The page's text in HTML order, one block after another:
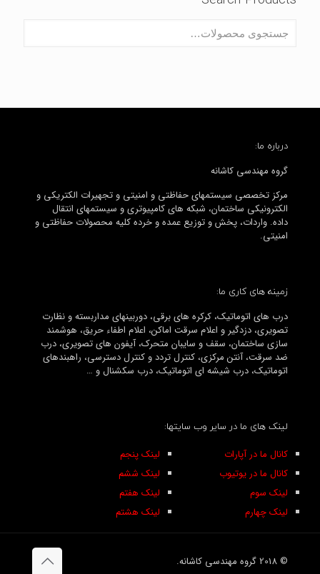
درباره ما:
گروه مهندسی کاشانه
مرکز تخصصی سیستمهای حفاظتی و امنیتی و تجهیرات الکتریکی و
الکترونیکی ساختمان، شبکه های کامپیوتری و سیستمهای انتقال
داده. واردات، پخش و توزیع عمده و خرده کلیه محصولات حفاظتی و
امنیتی.
زمینه های کاری ما:
درب های اتوماتیک، کرکره های برقی، دوربینهای مداربسته و نظارت
تصویری، دزدگیر و اعلام سرقت اماکن، اعلام اطفاء حریق، هوشمند
سازی ساختمان، سقف و سایبان متحرک، آیفون های تصویری، درب
ضد سرقت، آنتن مرکزی، کنترل تردد و کنترل دسترسی، راهبندهای
اتوماتیک، درب شیشه ای اتوماتیک، درب سکشنال و …
لینک های ما در سایر وب سایتها:
لینک پنجم
لینک ششم
لینک هفتم
لینک هشتم
کانال ما در آپارات
کانال ما در یوتیوب
لینک سوم
لینک چهارم
© 2018 گروه مهندسی کاشانه.